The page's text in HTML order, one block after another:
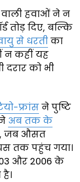
हवाओं ने न
तोड़ दिए, बल्कि
से धरती का
न कहीं यह
दरार को भी
फ्रांस ने पुष्टि
अब तक के
जब औसत
तक पहुंच गया।
और 2006 के